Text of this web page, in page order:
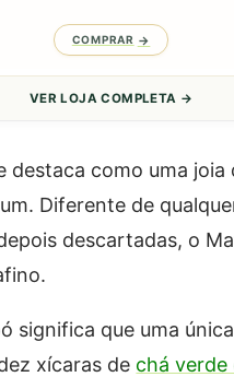
COMPRAR
VER LOJA COMPLETA →
destaca como uma
Diferente de
descartadas, o
significa que uma
xícaras de chá verde